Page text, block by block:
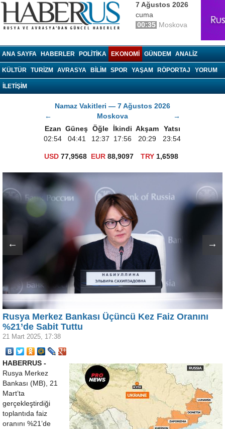
7 Ağustos 2026
cuma
00:35 Moskova
ANA SAYFA HABERLER POLITIKA EKONOMI GÜNDEM ANALIZ
KÜLTÜR TURIZM AVRASYA BILIM SPOR YAŞAM RÖPORTAJ YORUM
İLETİŞİM
Namaz Vakitleri — 7 Ağustos 2026
←
Moskova
→
Ezan Güneş Öğle İkindi Akşam
Yatsı
02:54
04:41 12:37 17:56 20:29 23:54
USD 77,9568 EUR 88,9097 TRY1,6598
← →
Rusya Merkez Bankası Üçüncü Kez Faiz Oranını
%21’de Sabit Tuttu
21 Mart 2025, 17:38
HABERRUS -
Rusya Merkez
Bankası (MB), 21
Mart’ta
gerçekleştirdiği
toplantıda faiz
oranını %21’de